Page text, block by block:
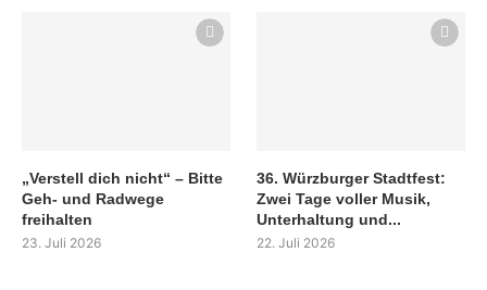
„Verstell dich nicht“ – Bitte
Geh- und Radwege
freihalten
23. Juli 2026
36. Würzburger Stadtfest:
Zwei Tage voller Musik,
Unterhaltung und...
22. Juli 2026